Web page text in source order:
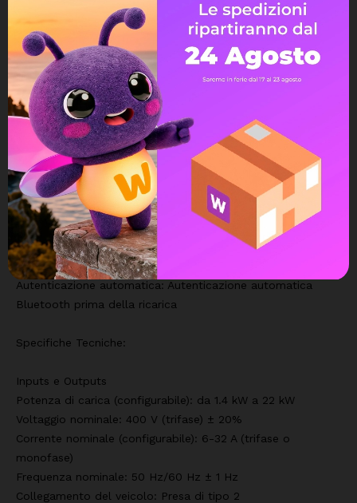
veicolo con l'energia solare o tramite la rete a seconda
della fascia oraria
Priorità energia da fotovoltaico: Alimenta la tua auto
completamente con l'energia solare, rendi i veicoli elettrici
ancora più ecologici
Cambio di fase automatico: Passaggio automatico tra
monofase e trifase, energia verde più utilizzabile
Tutto su un'unica app: Controllo completo tramite un'unica
app, cavo E-Lock per antifurto
Potenza di ricarica dinamica: Rilevamento e regolazione
automatici, nessuna preoccupazione per il sovraccarico
Installazione in 3 passaggi: Installazione rapida in 16 minuti,
manutenzione senza cablaggio
Autenticazione automatica: Autenticazione automatica
Bluetooth prima della ricarica
Specifiche Tecniche:
Inputs e Outputs
Potenza di carica (configurabile): da 1.4 kW a 22 kW
Voltaggio nominale: 400 V (trifase) ± 20%
Corrente nominale (configurabile): 6-32 A (trifase o
monofase)
Frequenza nominale: 50 Hz/60 Hz ± 1 Hz
Collegamento del veicolo: Presa di tipo 2